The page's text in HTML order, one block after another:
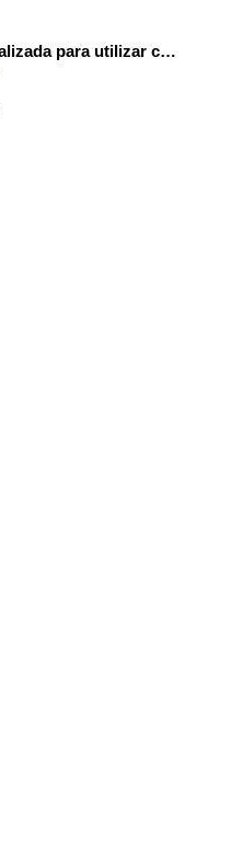
Plantilla personalizada para utilizar con el programa qtikz.